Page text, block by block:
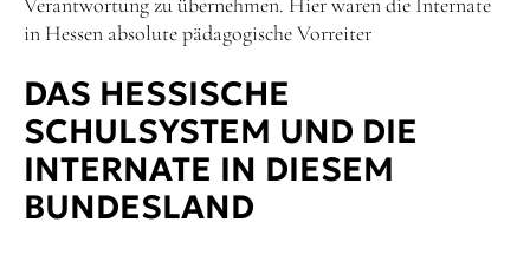
in Hessen absolute pädagogische Vorreiter
DAS HESSISCHE
SCHULSYSTEM UND DIE
INTERNATE IN DIESEM
BUNDESLAND